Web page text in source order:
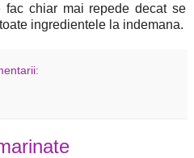
chiar mai repede decat se
ingredientele la indemana.